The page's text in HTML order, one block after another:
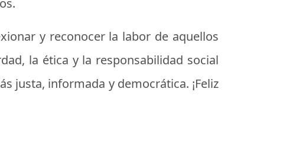
y reconocer la labor de aquellos
la ética y la responsabilidad social
justa, informada y democrática. ¡Feliz